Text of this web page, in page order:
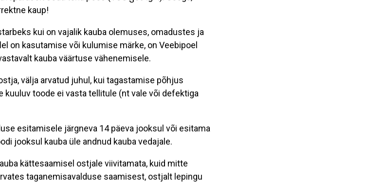
kaup!
kui on vajalik kauba olemuses, omadustes ja
on kasutamise või kulumise märke, on Veebipoel
kauba väärtuse vähenemisele.
välja arvatud juhul, kui tagastamise põhjus
toode ei vasta tellitule (nt vale või defektiga
esitamisele järgneva 14 päeva jooksul või esitama
jooksul kauba üle andnud kauba vedajale.
kättesaamisel ostjale viivitamata, kuid mitte
taganemisavalduse saamisest, ostjalt lepingu